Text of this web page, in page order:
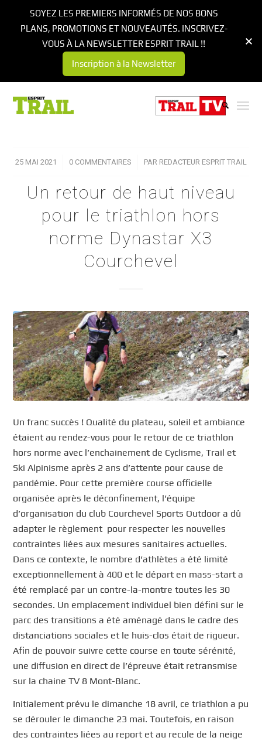
25 MAI 2021
/ 0 COMMENTAIRES
/ PAR REDACTEUR ESPRIT TRAIL
Un retour de haut niveau
pour le triathlon hors
norme Dynastar X3
Courchevel
Un franc succès ! Qualité du plateau, soleil et ambiance
étaient au rendez-vous pour le retour de ce triathlon
hors norme avec l’enchainement de Cyclisme, Trail et
Ski Alpinisme après 2 ans d’attente pour cause de
pandémie. Pour cette première course officielle
organisée après le déconfinement, l’équipe
d’organisation du club Courchevel Sports Outdoor a dû
adapter le règlement pour respecter les nouvelles
contraintes liées aux mesures sanitaires actuelles.
Dans ce contexte, le nombre d’athlètes a été limité
exceptionnellement à 400 et le départ en mass-start a
été remplacé par un contre-la-montre toutes les 30
secondes. Un emplacement individuel bien défini sur le
parc des transitions a été aménagé dans le cadre des
distanciations sociales et le huis-clos était de rigueur.
Afin de pouvoir suivre cette course en toute sérénité,
une diffusion en direct de l’épreuve était retransmise
sur la chaine TV 8 Mont-Blanc.
Initialement prévu le dimanche 18 avril, ce triathlon a pu
se dérouler le dimanche 23 mai. Toutefois, en raison
des contraintes liées au report et au recule de la neige
SOYEZ LES PREMIERS INFORMÉS DE NOS BONS
PLANS, PROMOTIONS ET NOUVEAUTÉS. INSCRIVEZ-
VOUS À LA NEWSLETTER ESPRIT TRAIL !!
Inscription à la Newsletter